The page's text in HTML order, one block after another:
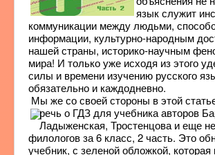
язык служит
коммуникации между людьми,
информации, культурно-народным
нашей страны, историко-научным
мира! И только уже исходя из этого
силы и времени изучению русского
обязательно и каждодневно.
Мы же со своей стороны в этой
речь о ГДЗ для учебника авторов
Ладыженская, Тростенцова и еще
филологов за 6 класс, 2 часть. Это
учебник, с зеленой обложкой, которая